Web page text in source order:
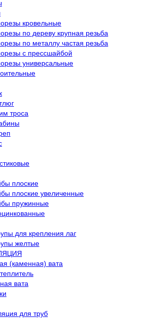
кровельные
по дереву крупная резьба
по металлу частая резьба
с прессшайбой
универсальные
троса
плоские
плоские увеличенные
пружинные
для крепления лаг
желтые
(каменная) вата
вата
для труб